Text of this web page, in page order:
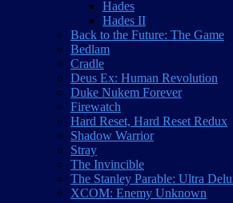
Hades
Hades II
Back to the Future: The Game
Bedlam
Cradle
Deus Ex: Human Revolution
Duke Nukem Forever
Firewatch
Hard Reset, Hard Reset Redux
Shadow Warrior
Stray
The Invincible
The Stanley Parable: Ultra
XCOM: Enemy Unknown